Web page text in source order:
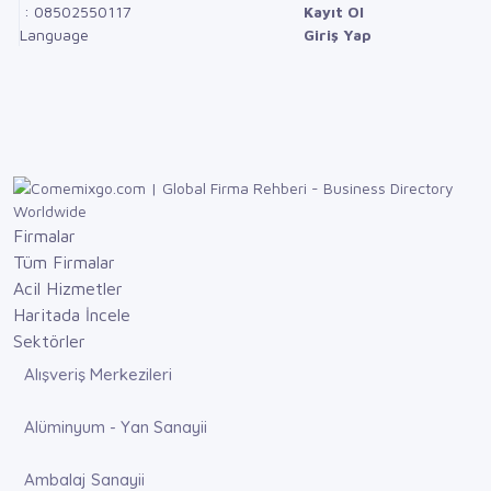
: 08502550117
Language
Kayıt Ol
Giriş Yap
Firmalar
Tüm Firmalar
Acil Hizmetler
Haritada İncele
Sektörler
Alışveriş Merkezileri
Alüminyum - Yan Sanayii
Ambalaj Sanayii